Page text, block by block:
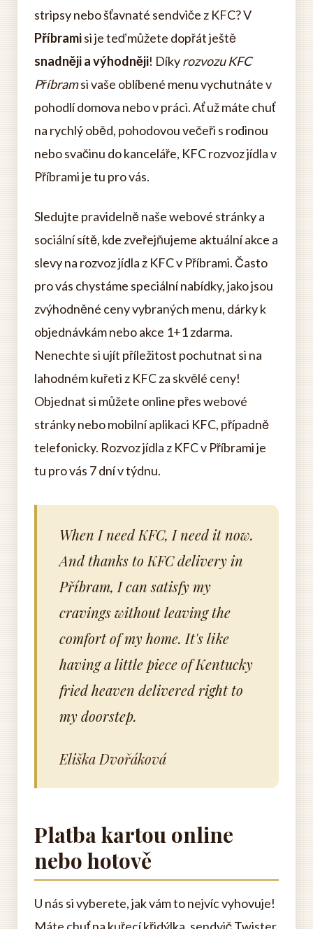
stripsy nebo šťavnaté sendviče z KFC? V
Příbramisi je teď můžete dopřát ještě
snadněji a výhodněji! Díkyrozvozu KFC
Příbramsi vaše oblíbené menu vychutnáte v
pohodlí domova nebo v práci. Ať už máte chuť
na rychlý oběd, pohodovou večeři s rodinou
nebo svačinu do kanceláře, KFC rozvoz jídla v
Příbrami je tu pro vás.
Sledujte pravidelně naše webové stránky a
sociální sítě, kde zveřejňujeme aktuální akce a
slevy na rozvoz jídla z KFC v Příbrami. Často
pro vás chystáme speciální nabídky, jako jsou
zvýhodněné ceny vybraných menu, dárky k
objednávkám nebo akce 1+1 zdarma.
Nenechte si ujít příležitost pochutnat si na
lahodném kuřeti z KFC za skvělé ceny!
Objednat si můžete online přes webové
stránky nebo mobilní aplikaci KFC, případně
telefonicky. Rozvoz jídla z KFC v Příbrami je
tu pro vás 7 dní v týdnu.
When I need KFC, I need it now.
And thanks to KFC delivery in
Příbram, I can satisfy my
cravings without leaving the
comfort of my home. It's like
having a little piece of Kentucky
fried heaven delivered right to
my doorstep.
Eliška Dvořáková
Platba kartou online
nebo hotově
U nás si vyberete, jak vám to nejvíc vyhovuje!